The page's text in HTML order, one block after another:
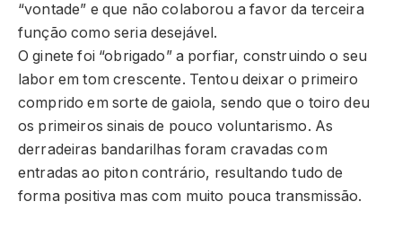
“vontade” e que não colaborou a favor da terceira
função como seria desejável.
O ginete foi “obrigado” a porfiar, construindo o seu
labor em tom crescente. Tentou deixar o primeiro
comprido em sorte de gaiola, sendo que o toiro deu
os primeiros sinais de pouco voluntarismo. As
derradeiras bandarilhas foram cravadas com
entradas ao piton contrário, resultando tudo de
forma positiva mas com muito pouca transmissão.